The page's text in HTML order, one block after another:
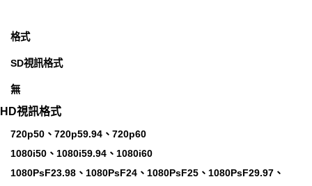
格式
SD視訊格式
無
HD視訊格式
720p50、720p59.94、720p60
1080i50、1080i59.94、1080i60
1080PsF23.98、1080PsF24、1080PsF25、1080PsF29.97、